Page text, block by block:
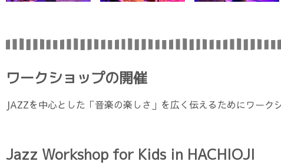
ワークショップの開催
JAZZを中心とした「音楽の楽しさ」を広く伝えるためにワーク
Jazz Workshop for Kids in HACHIOJI